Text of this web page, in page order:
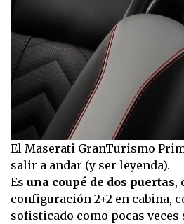
El Maserati GranTurismo
salir a andar (y ser leyenda).
Es una coupé de dos puertas,
configuración 2+2 en cabina,
sofisticado como pocas veces